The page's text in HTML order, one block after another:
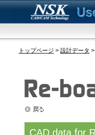
トップページ > 設計データ >
CAD data for